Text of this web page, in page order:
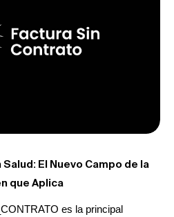
El Nuevo Campo de la
que Aplica
es la principal